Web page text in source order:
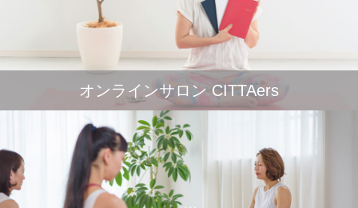
オンラインサロン CITTAers